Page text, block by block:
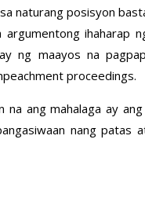
naturang posisyon
argumentong ihaharap
ng maayos na
proceedings.
na ang mahalaga ay
nang patas